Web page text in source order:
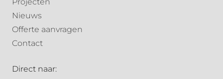
Projecten
Nieuws
Offerte aanvragen
Contact
Direct naar: